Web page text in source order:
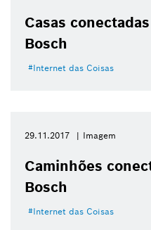
Casas
Bosch
Internet das Coisas
29.11.2017 Imagem
Caminhões
Bosch
Internet das Coisas